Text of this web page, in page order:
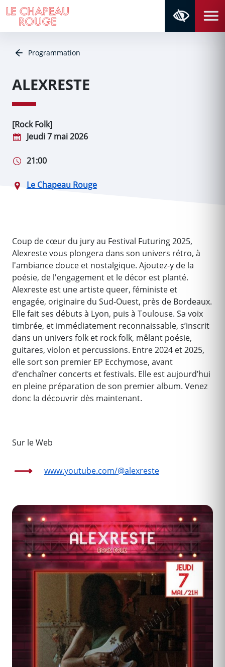
Aller au contenu
Aller au menu
Navigation principale
Programmation
ALEXRESTE
[Rock Folk]
Jeudi 7 mai 2026
21:00
Le Chapeau Rouge
Coup de cœur du jury au Festival Futuring 2025,
Alexreste vous plongera dans son univers rétro, à
l'ambiance douce et nostalgique. Ajoutez-y de la
poésie, de l'engagement et le décor est planté.
Alexreste est une artiste queer, féministe et
engagée, originaire du Sud-Ouest, près de Bordeaux.
Elle fait ses débuts à Lyon, puis à Toulouse. Sa voix
timbrée, et immédiatement reconnaissable, s’inscrit
dans un univers folk et rock folk, mêlant poésie,
guitares, violon et percussions. Entre 2024 et 2025,
elle sort son premier EP Ecchymose, avant
d’enchaîner concerts et festivals. Elle est aujourd’hui
en pleine préparation de son premier album. Venez
donc la découvrir dès maintenant.
Sur le Web
www.youtube.com/@alexreste
Panneau de gestion des cookies